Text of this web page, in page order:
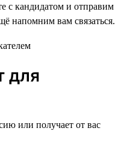
с кандидатом и отправим
напомним вам связаться.
для
или получает от вас